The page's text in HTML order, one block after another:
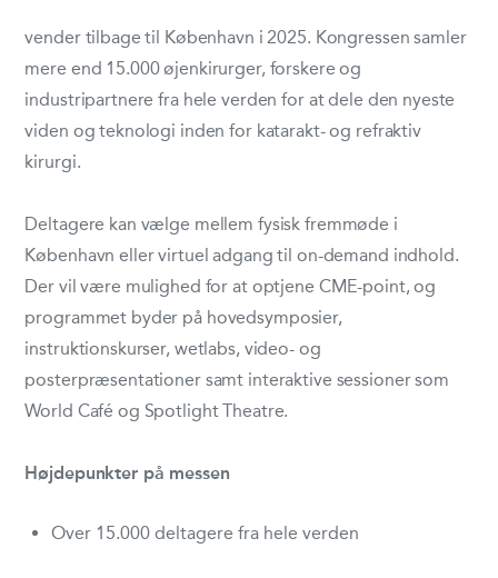
vender tilbage til København i 2025. Kongressen samler
mere end 15.000 øjenkirurger, forskere og
industripartnere fra hele verden for at dele den nyeste
viden og teknologi inden for katarakt- og refraktiv
kirurgi.
Deltagere kan vælge mellem fysisk fremmøde i
København eller virtuel adgang til on-demand indhold.
Der vil være mulighed for at optjene CME-point, og
programmet byder på hovedsymposier,
instruktionskurser, wetlabs, video- og
posterpræsentationer samt interaktive sessioner som
World Café og Spotlight Theatre.
Højdepunkter på messen
Over 15.000 deltagere fra hele verden